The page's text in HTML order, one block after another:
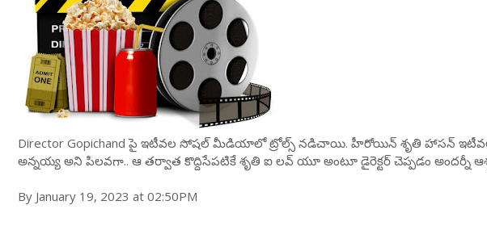
Director Gopichand పై ఇటీవల సోషల్ మీడియాలో ట్రోల్స్ నడిచాయి. హీరోయిన్ శృతి హాసన్
అన్నయ్య అని పిలవగా.. ఆ తర్వాత కొద్దిసేపటికే శృతి ఐ లవ్ యూ అంటూ డైరెక్టర్ చెప్పడం అందర్నీ
By January 19, 2023 at 02:50PM